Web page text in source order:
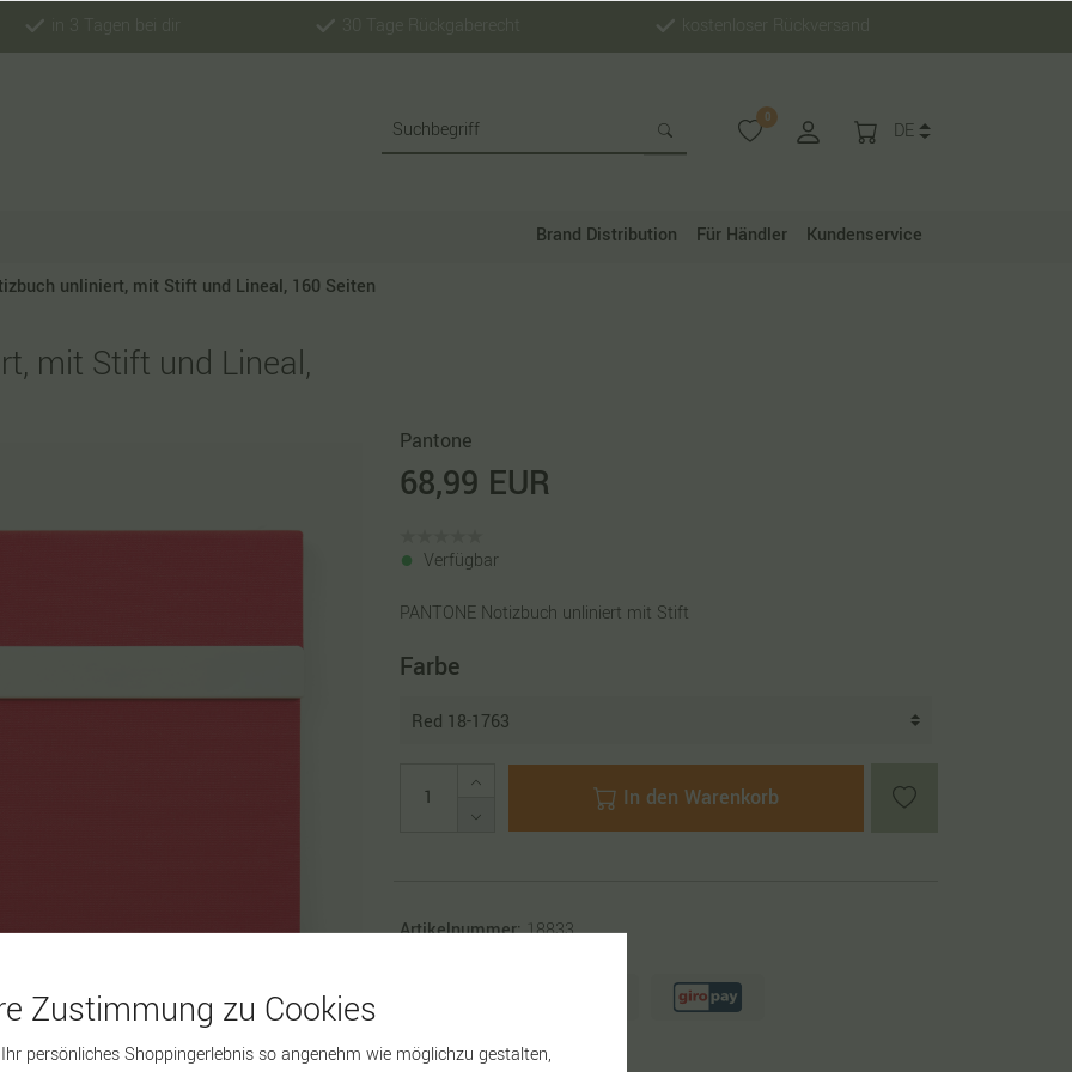
0
DE
Brand Distribution Für Händler Kundenservice
unliniert, mit Stift und Lineal, 160 Seiten
mit Stift und Lineal,
Pantone
68,99 EUR
Verfügbar
PANTONE Notizbuch unliniert mit Stift
Farbe
In den Warenkorb
Artikelnummer:18833
Zustimmung zu Cookies
persönliches Shoppingerlebnis so angenehm wie möglichzu gestalten,